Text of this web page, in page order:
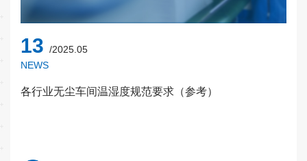
13 /2025.05
NEWS
各行业无尘车间温湿度规范要求（参考）